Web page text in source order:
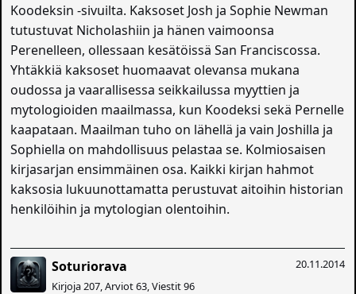
Koodeksin -sivuilta. Kaksoset Josh ja Sophie Newman
tutustuvat Nicholashiin ja hänen vaimoonsa
Perenelleen, ollessaan kesätöissä San Franciscossa.
Yhtäkkiä kaksoset huomaavat olevansa mukana
oudossa ja vaarallisessa seikkailussa myyttien ja
mytologioiden maailmassa, kun Koodeksi sekä Pernelle
kaapataan. Maailman tuho on lähellä ja vain Joshilla ja
Sophiella on mahdollisuus pelastaa se. Kolmiosaisen
kirjasarjan ensimmäinen osa. Kaikki kirjan hahmot
kaksosia lukuunottamatta perustuvat aitoihin historian
henkilöihin ja mytologian olentoihin.
20.11.2014
Soturiorava
Kirjoja 207, Arviot 63, Viestit 96